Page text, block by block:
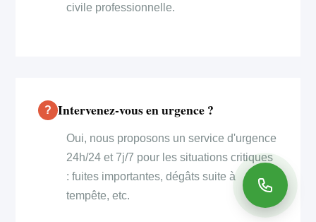
civile professionnelle.
Intervenez-vous en urgence ?
Oui, nous proposons un service d'urgence
24h/24 et 7j/7 pour les situations critiques
: fuites importantes, dégâts suite à
tempête, etc.